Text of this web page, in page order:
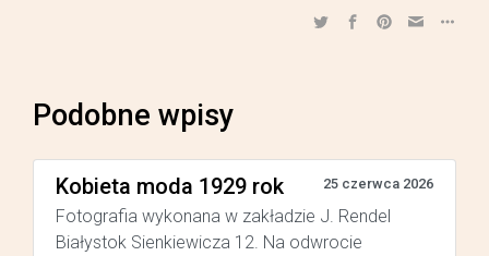
Podobne wpisy
Kobieta moda 1929 rok 25 czerwca 2026
Fotografia wykonana w zakładzie J. Rendel
Białystok Sienkiewicza 12. Na odwrocie